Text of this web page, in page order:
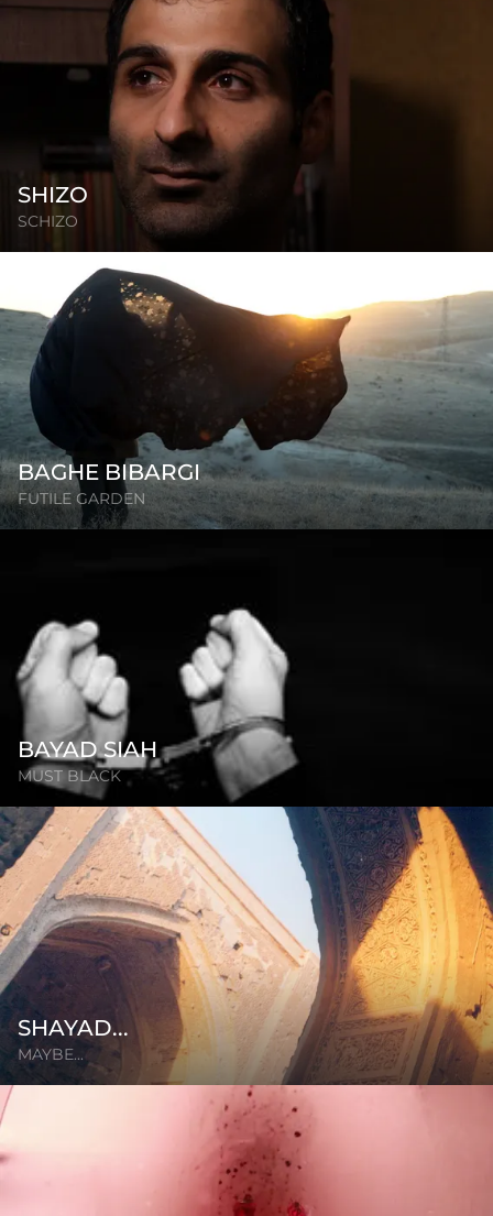
SHIZO
SCHIZO
BAGHE BIBARGI
FUTILE GARDEN
BAYAD SIAH
MUST BLACK
SHAYAD...
MAYBE...